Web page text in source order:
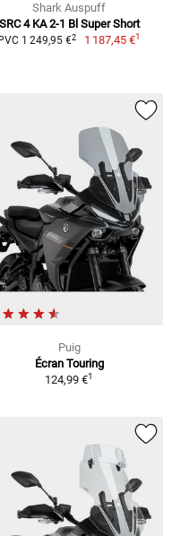
Shark Auspuff
SRC 4 KA 2-1 Bl Super Short
PVC 1 249,95 €2 1 187,45 €1
Puig
Écran Touring
124,99 €1